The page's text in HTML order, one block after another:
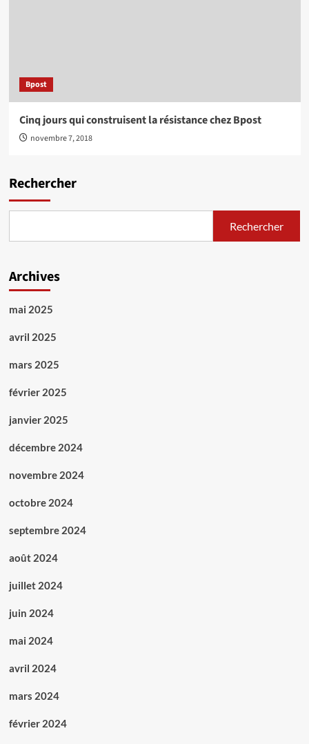
Bpost
Cinq jours qui construisent la résistance chez Bpost
novembre 7, 2018
Rechercher
Rechercher
Archives
mai 2025
avril 2025
mars 2025
février 2025
janvier 2025
décembre 2024
novembre 2024
octobre 2024
septembre 2024
août 2024
juillet 2024
juin 2024
mai 2024
avril 2024
mars 2024
février 2024